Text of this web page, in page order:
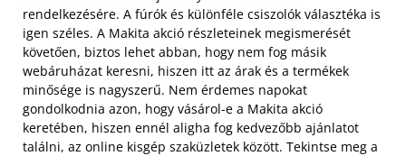
rendelkezésére. A fúrók és különféle csiszolók választéka is
igen széles. A Makita akció részleteinek megismerését
követően, biztos lehet abban, hogy nem fog másik
webáruházat keresni, hiszen itt az árak és a termékek
minősége is nagyszerű. Nem érdemes napokat
gondolkodnia azon, hogy vásárol-e a Makita akció
keretében, hiszen ennél aligha fog kedvezőbb ajánlatot
találni, az online kisgép szaküzletek között. Tekintse meg a